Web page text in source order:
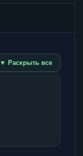
▼ Раскрыть все